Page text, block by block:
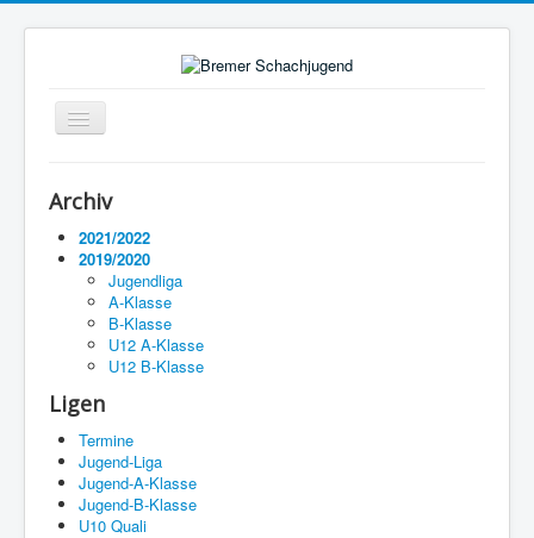
Navigation
an/aus
Termine
Impressum
Archiv
2021/2022
2019/2020
Jugendliga
A-Klasse
B-Klasse
U12 A-Klasse
U12 B-Klasse
Ligen
Termine
Jugend-Liga
Jugend-A-Klasse
Jugend-B-Klasse
U10 Quali